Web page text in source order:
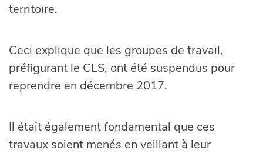
territoire.
Ceci explique que les groupes de travail,
préfigurant le CLS, ont été suspendus pour
reprendre en décembre 2017.
Il était également fondamental que ces
travaux soient menés en veillant à leur